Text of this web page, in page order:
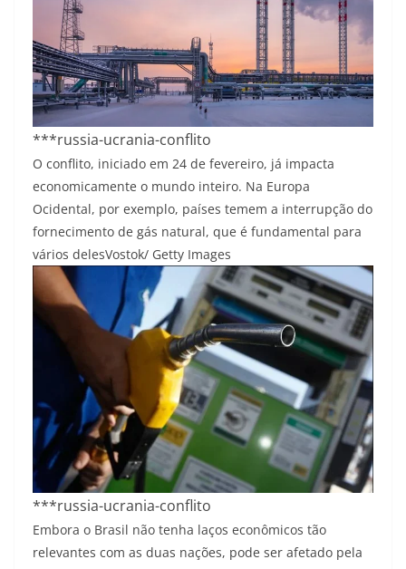
***russia-ucrania-conflito
O conflito, iniciado em 24 de fevereiro, já impacta
economicamente o mundo inteiro. Na Europa
Ocidental, por exemplo, países temem a interrupção do
fornecimento de gás natural, que é fundamental para
vários delesVostok/ Getty Images
***russia-ucrania-conflito
Embora o Brasil não tenha laços econômicos tão
relevantes com as duas nações, pode ser afetado pela